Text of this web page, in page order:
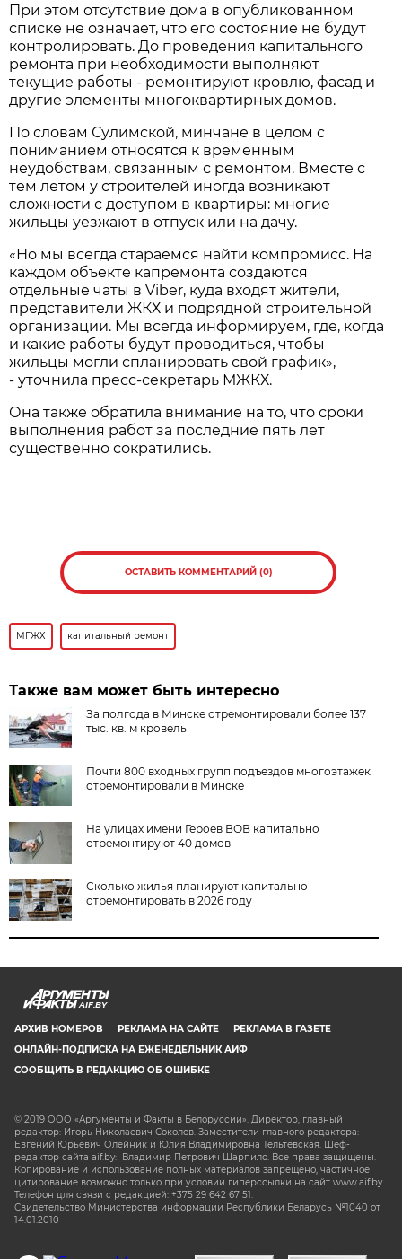
При этом отсутствие дома в опубликованном
списке не означает, что его состояние не будут
контролировать. До проведения капитального
ремонта при необходимости выполняют
текущие работы - ремонтируют кровлю, фасад и
другие элементы многоквартирных домов.
По словам Сулимской, минчане в целом с
пониманием относятся к временным
неудобствам, связанным с ремонтом. Вместе с
тем летом у строителей иногда возникают
сложности с доступом в квартиры: многие
жильцы уезжают в отпуск или на дачу.
«Но мы всегда стараемся найти компромисс. На
каждом объекте капремонта создаются
отдельные чаты в Viber, куда входят жители,
представители ЖКХ и подрядной строительной
организации. Мы всегда информируем, где, когда
и какие работы будут проводиться, чтобы
жильцы могли спланировать свой график»,
- уточнила пресс-секретарь МЖКХ.
Она также обратила внимание на то, что сроки
выполнения работ за последние пять лет
существенно сократились.
ОСТАВИТЬ КОММЕНТАРИЙ (0)
МГЖХ капитальный ремонт
Также вам может быть интересно
За полгода в Минске отремонтировали более 137
тыс. кв. м кровель
Почти 800 входных групп подъездов многоэтажек
отремонтировали в Минске
На улицах имени Героев ВОВ капитально
отремонтируют 40 домов
Сколько жилья планируют капитально
отремонтировать в 2026 году
AIF.BY
АРХИВ НОМЕРОВ РЕКЛАМА НА САЙТЕ
РЕКЛАМА В ГАЗЕТЕ
ОНЛАЙН-ПОДПИСКА НА ЕЖЕНЕДЕЛЬНИК АИФ
СООБЩИТЬ В РЕДАКЦИЮ ОБ ОШИБКЕ
© 2019 ООО «Аргументы и Факты в Белоруссии». Директор, главный
редактор: Игорь Николаевич Соколов. Заместители главного редактора:
Евгений Юрьевич Олейник и Юлия Владимировна Тельтевская. Шеф-
редактор сайта aif.by: Владимир Петрович Шарпило. Все права защищены.
Копирование и использование полных материалов запрещено, частичное
цитирование возможно только при условии гиперссылки на сайт www.aif.by.
Телефон для связи с редакцией: +375 29 642 67 51.
Свидетельство Министерства информации Республики Беларусь №1040 от
14.01.2010